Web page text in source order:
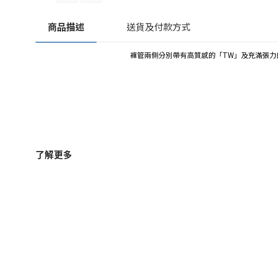
商品描述 送貨及付款方式
褲管兩側分別帶有高質感的「TW」及充滿張
了解更多